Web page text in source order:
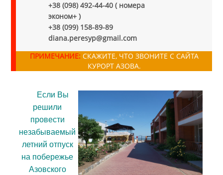
+38 (098) 492-44-40 ( номера
эконом+ )
+38 (099) 158-89-89
diana.peresyp@gmail.com
ПРИМЕЧАНИЕ:СКАЖИТЕ, ЧТО ЗВОНИТЕ С САЙТА
КУРОРТ АЗОВА.
Если Вы
решили
провести
незабываемый
летний отпуск
на побережье
Азовского